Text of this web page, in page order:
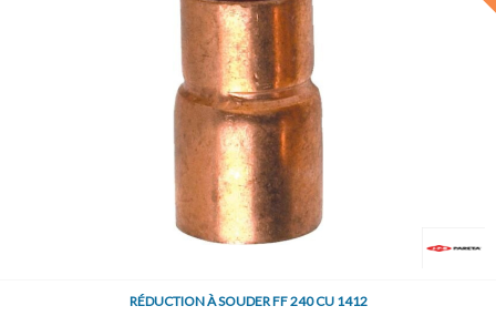
RÉDUCTION À SOUDER FF 240 CU 1412